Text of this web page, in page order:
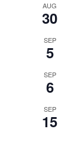
AUG
30
SEP
5
SEP
6
SEP
15